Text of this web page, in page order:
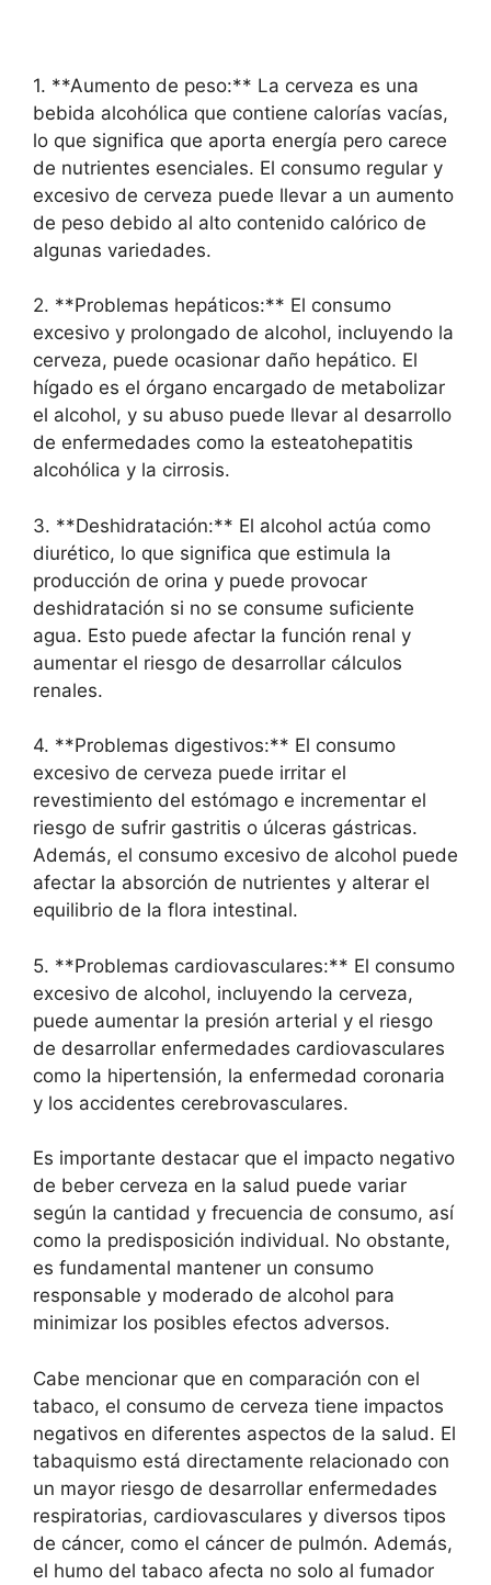
1. **Aumento de peso:** La cerveza es una
bebida alcohólica que contiene calorías vacías,
lo que significa que aporta energía pero carece
de nutrientes esenciales. El consumo regular y
excesivo de cerveza puede llevar a un aumento
de peso debido al alto contenido calórico de
algunas variedades.
2. **Problemas hepáticos:** El consumo
excesivo y prolongado de alcohol, incluyendo la
cerveza, puede ocasionar daño hepático. El
hígado es el órgano encargado de metabolizar
el alcohol, y su abuso puede llevar al desarrollo
de enfermedades como la esteatohepatitis
alcohólica y la cirrosis.
3. **Deshidratación:** El alcohol actúa como
diurético, lo que significa que estimula la
producción de orina y puede provocar
deshidratación si no se consume suficiente
agua. Esto puede afectar la función renal y
aumentar el riesgo de desarrollar cálculos
renales.
4. **Problemas digestivos:** El consumo
excesivo de cerveza puede irritar el
revestimiento del estómago e incrementar el
riesgo de sufrir gastritis o úlceras gástricas.
Además, el consumo excesivo de alcohol puede
afectar la absorción de nutrientes y alterar el
equilibrio de la flora intestinal.
5. **Problemas cardiovasculares:** El consumo
excesivo de alcohol, incluyendo la cerveza,
puede aumentar la presión arterial y el riesgo
de desarrollar enfermedades cardiovasculares
como la hipertensión, la enfermedad coronaria
y los accidentes cerebrovasculares.
Es importante destacar que el impacto negativo
de beber cerveza en la salud puede variar
según la cantidad y frecuencia de consumo, así
como la predisposición individual. No obstante,
es fundamental mantener un consumo
responsable y moderado de alcohol para
minimizar los posibles efectos adversos.
Cabe mencionar que en comparación con el
tabaco, el consumo de cerveza tiene impactos
negativos en diferentes aspectos de la salud. El
tabaquismo está directamente relacionado con
un mayor riesgo de desarrollar enfermedades
respiratorias, cardiovasculares y diversos tipos
de cáncer, como el cáncer de pulmón. Además,
el humo del tabaco afecta no solo al fumador